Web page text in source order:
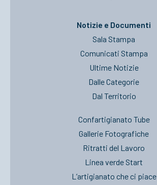
Notizie e Documenti
Sala Stampa
Comunicati Stampa
Ultime Notizie
Dalle Categorie
Dal Territorio
Confartigianato Tube
Gallerie Fotografiche
Ritratti del Lavoro
Linea verde Start
L’artigianato che ci piace